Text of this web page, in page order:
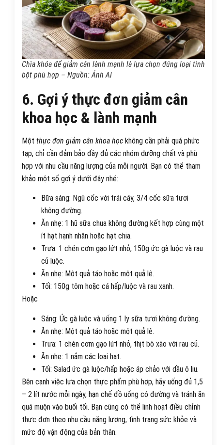
Chìa khóa để giảm cân lành mạnh là lựa chọn đúng loại tinh
bột phù hợp – Nguồn: Ảnh AI
6. Gợi ý thực đơn giảm cân
khoa học & lành mạnh
Một thực đơn giảm cân khoa học không cần phải quá phức
tạp, chỉ cần đảm bảo đầy đủ các nhóm dưỡng chất và phù
hợp với nhu cầu năng lượng của mỗi người. Bạn có thể tham
khảo một số gợi ý dưới đây nhé:
Bữa sáng: Ngũ cốc với trái cây, 3/4 cốc sữa tươi
không đường.
Ăn nhẹ: 1 hũ sữa chua không đường kết hợp cùng một
ít hạt hạnh nhân hoặc hạt chia.
Trưa: 1 chén cơm gạo lứt nhỏ, 150g ức gà luộc và rau
củ luộc.
Ăn nhẹ: Một quả táo hoặc một quả lê.
Tối: 150g tôm hoặc cá hấp/luộc và rau xanh.
Hoặc
Sáng: Ức gà luộc và uống 1 ly sữa tươi không đường.
Ăn nhẹ: Một quả táo hoặc một quả lê.
Trưa: 1 chén cơm gạo lứt nhỏ, thịt bò xào với rau củ.
Ăn nhẹ: 1 nắm các loại hạt.
Tối: Salad ức gà luộc/hấp hoặc áp chảo với dầu ô liu.
Bên cạnh việc lựa chọn thực phẩm phù hợp, hãy uống đủ 1,5
– 2 lít nước mỗi ngày, hạn chế đồ uống có đường và tránh ăn
quá muộn vào buổi tối. Bạn cũng có thể linh hoạt điều chỉnh
thực đơn theo nhu cầu năng lượng, tình trạng sức khỏe và
mức độ vận động của bản thân.